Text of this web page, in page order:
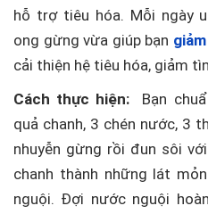
hỗ trợ tiêu hóa. Mỗi ngày
ong gừng vừa giúp bạn
cải thiện hệ tiêu hóa, giảm
Cách thực hiện:
Bạn
quả chanh, 3 chén nước, 3
nhuyễn gừng rồi đun sôi
chanh thành những lát
nguội. Đợi nước nguội